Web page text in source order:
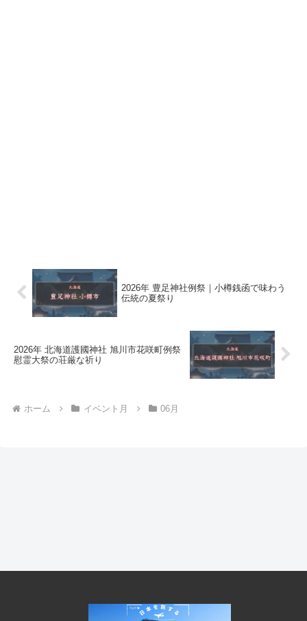
2026年 豊足神社例祭｜小樽銭函で味わう
伝統の夏祭り
2026年 北海道護國神社 旭川市花咲町例祭
慰霊大祭の荘厳な祈り
ホーム イベント月 06月